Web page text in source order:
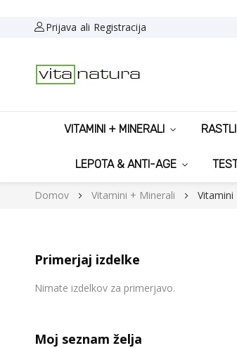
Prijava Registracija
VITAMINI + MINERALI
LEPOTA & ANTI-AGE
Domov Vitamini + Minerali Vitamini
Primerjaj izdelke
Nimate izdelkov za primerjavo.
Moj seznam želja